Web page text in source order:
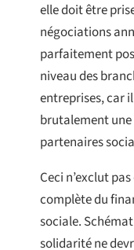
elle doit être
négociations
parfaitement
niveau des
entreprises, car
brutalement une
partenaires
Ceci n’exclut
complète du
sociale.
solidarité ne